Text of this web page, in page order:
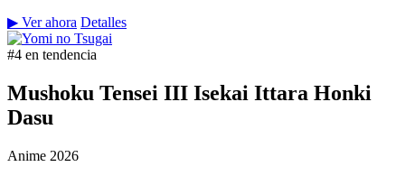
▶ Ver ahora Detalles
#4 en tendencia
Mushoku Tensei III Isekai Ittara Honki
Dasu
Anime 2026